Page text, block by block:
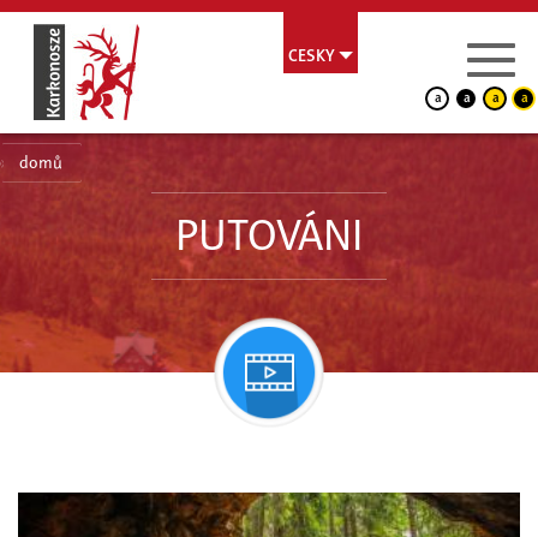
CESKY
a a a a
domů
PUTOVÁNI